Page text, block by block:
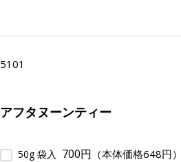
5101
アフタヌーンティー
50g 袋入 700円 （本体価格648円）